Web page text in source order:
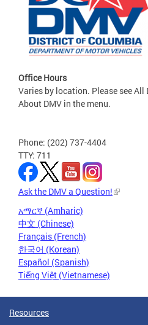
Office Hours
Varies by location. Please see All
About DMV in the menu.
Phone: (202) 737-4404
TTY: 711
Ask the DMV a Question!
አማርኛ (Amharic)
中文 (Chinese)
Français (French)
한국어 (Korean)
Español (Spanish)
Tiếng Việt (Vietnamese)
Resources